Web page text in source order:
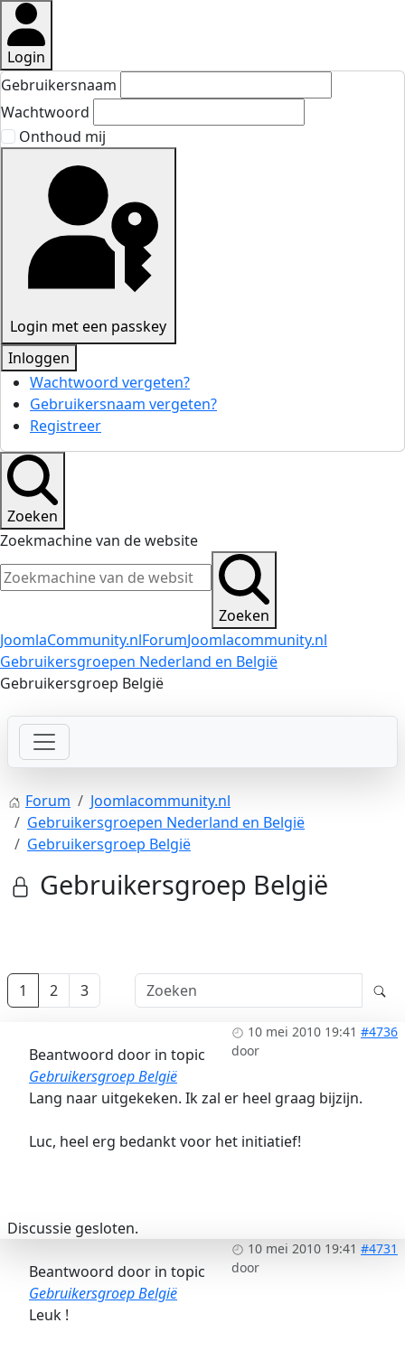
Login
Gebruikersnaam
Wachtwoord
Onthoud mij
Login met een passkey
Inloggen
Wachtwoord vergeten?
Gebruikersnaam vergeten?
Registreer
Zoeken
Zoekmachine van de website
Zoeken
JoomlaCommunity.nlForumJoomlacommunity.nl
Gebruikersgroepen Nederland en België
Gebruikersgroep België
Forum
Joomlacommunity.nl
Gebruikersgroepen Nederland en België
Gebruikersgroep België
Gebruikersgroep België
1 2 3
10 mei 2010 19:41 #4736
door
Beantwoord door in topic
Gebruikersgroep België
Lang naar uitgekeken. Ik zal er heel graag bijzijn.
Luc, heel erg bedankt voor het initiatief!
Discussie gesloten.
10 mei 2010 19:41 #4731
door
Beantwoord door in topic
Gebruikersgroep België
Leuk !